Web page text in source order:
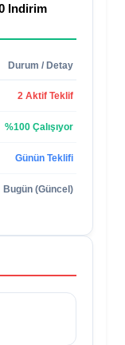
Indirim
Durum / Detay
2 Aktif Teklif
%100 Çalışıyor
Günün Teklifi
Bugün (Güncel)